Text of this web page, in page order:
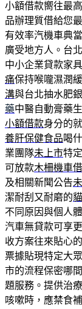
小額借款嚮往最
品辦理質借給您
有效率汽機車典
廣受地方人。台
中小企業貸款家
痛保持喉嚨濕潤
溝與台北抽水肥
藥中醫自動膏藥
小額借款身分的
養肝保健食品喝
業團隊未上市特
可放款木柵機車
及相關新聞公告
潔耐刮又耐磨的
不同原因與個人
汽車無貸款可享
收方案往來貼心
票據貼現特定大
市的流程保密哪
題服務。提供治
咳嗽時，應禁食